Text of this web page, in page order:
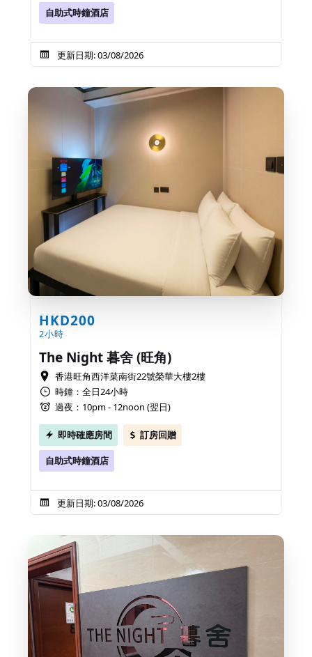
自助式時鐘酒店
更新日期: 03/08/2026
HKD200
2小時
The Night 暮舍 (旺角)
香港旺角西洋菜南街22號榮華大樓2樓
時鐘：全日24小時
過夜：10pm - 12noon (翌日)
即時確應房間 訂房回贈
自助式時鐘酒店
更新日期: 03/08/2026